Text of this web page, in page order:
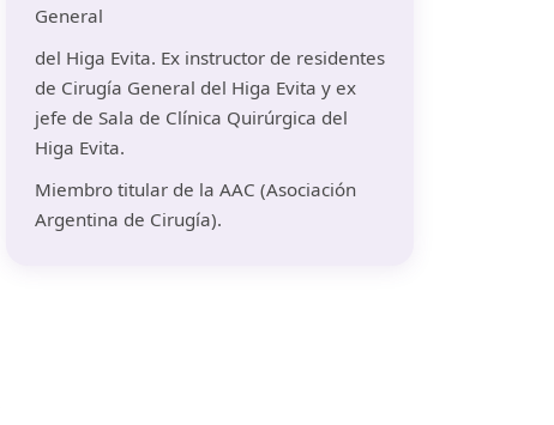
General
del Higa Evita. Ex instructor de residentes
de Cirugía General del Higa Evita y ex
jefe de Sala de Clínica Quirúrgica del
Higa Evita.
Miembro titular de la AAC (Asociación
Argentina de Cirugía).